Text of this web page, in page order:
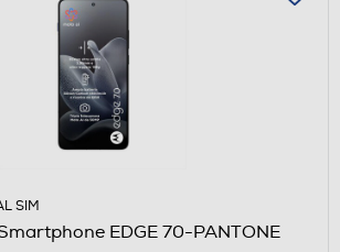
SIM
EDGE 70-PANTONE